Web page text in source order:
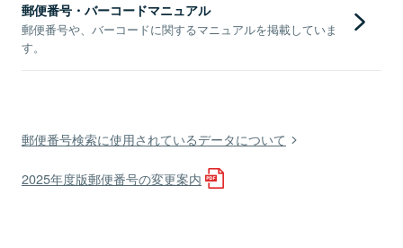
郵便番号・バーコードマニュアル
郵便番号や、バーコードに関するマニュアルを掲載していま
す。
郵便番号検索に使用されているデータについて
2025年度版郵便番号の変更案内